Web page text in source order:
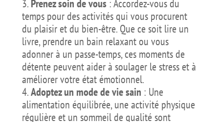
Prenez soin de vous: Accordez-vous du
temps pour des activités qui vous procurent
du plaisir et du bien-être. Que ce soit lire un
livre, prendre un bain relaxant ou vous
adonner à un passe-temps, ces moments de
détente peuvent aider à soulager le stress et à
améliorer votre état émotionnel.
Adoptez un mode de vie sain : Une
alimentation équilibrée, une activité physique
régulière et un sommeil de qualité sont